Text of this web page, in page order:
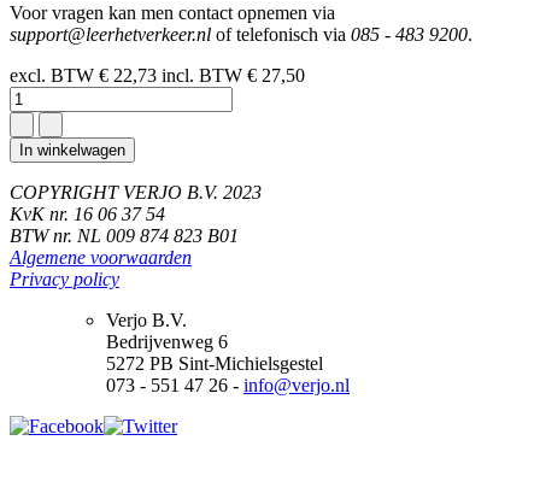
Voor vragen kan men contact opnemen via
support@leerhetverkeer.nl of telefonisch via 085 - 483 9200.
excl. BTW € 22,73 incl. BTW € 27,50
In winkelwagen
COPYRIGHT VERJO B.V. 2023
KvK nr. 16 06 37 54
BTW nr. NL 009 874 823 B01
Algemene voorwaarden
Privacy policy
Verjo B.V.
Bedrijvenweg 6
5272 PB Sint-Michielsgestel
073 - 551 47 26 - info@verjo.nl